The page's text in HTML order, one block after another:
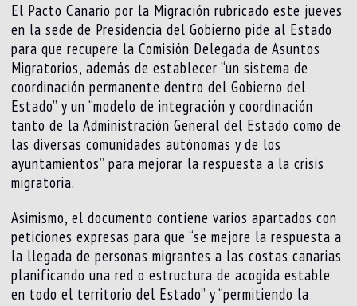
El Pacto Canario por la Migración rubricado este jueves
en la sede de Presidencia del Gobierno pide al Estado
para que recupere la Comisión Delegada de Asuntos
Migratorios, además de establecer “un sistema de
coordinación permanente dentro del Gobierno del
Estado” y un “modelo de integración y coordinación
tanto de la Administración General del Estado como de
las diversas comunidades autónomas y de los
ayuntamientos” para mejorar la respuesta a la crisis
migratoria.
Asimismo, el documento contiene varios apartados con
peticiones expresas para que “se mejore la respuesta a
la llegada de personas migrantes a las costas canarias
planificando una red o estructura de acogida estable
en todo el territorio del Estado” y “permitiendo la